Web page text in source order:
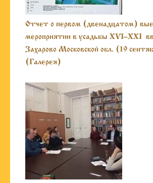
Отчет о первом (двенадцатом)
мероприятии в усадьбы XVI–XXI
Захарово Московской обл. (19
(Галерея)